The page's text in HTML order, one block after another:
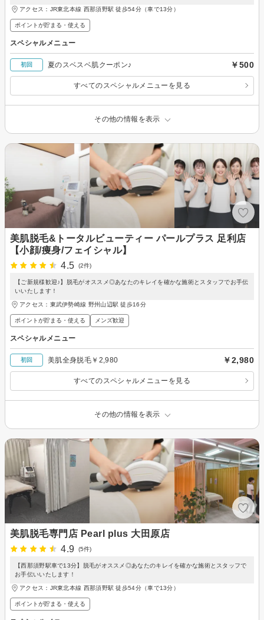
アクセス：JR東北本線 西那須野駅 徒歩54分（車で13分）
ポイントが貯まる・使える
スペシャルメニュー
初回 夏のスベスベ肌クーポン♪ ￥500
すべてのスペシャルメニューを見る
その他の情報を表示
美肌脱毛&トータルビューティー パールプラス 足利店
【小顔/痩身/フェイシャル】
4.5
(2件)
【ご新規様歓迎♪】脱毛がオススメ◎あなたのキレイを確かな施術とスタッフでお手伝
いいたします！
アクセス：東武伊勢崎線 野州山辺駅 徒歩16分
ポイントが貯まる・使える メンズ歓迎
スペシャルメニュー
初回 美肌全身脱毛￥2,980 ￥2,980
すべてのスペシャルメニューを見る
その他の情報を表示
美肌脱毛専門店 Pearl plus 大田原店
4.9
(5件)
【西那須野駅車で13分】脱毛がオススメ◎あなたのキレイを確かな施術とスタッフで
お手伝いいたします！
アクセス：JR東北本線 西那須野駅 徒歩54分（車で13分）
ポイントが貯まる・使える